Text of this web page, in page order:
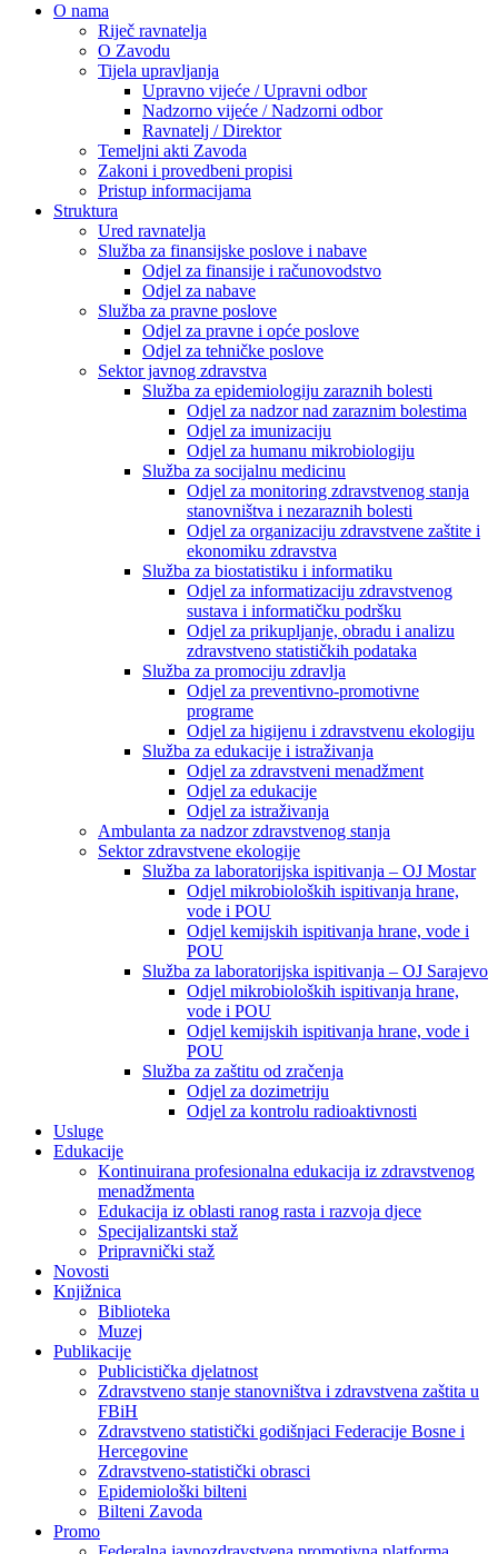
O nama
Riječ ravnatelja
O Zavodu
Tijela upravljanja
Upravno vijeće / Upravni odbor
Nadzorno vijeće / Nadzorni odbor
Ravnatelj / Direktor
Temeljni akti Zavoda
Zakoni i provedbeni propisi
Pristup informacijama
Struktura
Ured ravnatelja
Služba za finansijske poslove i nabave
Odjel za finansije i računovodstvo
Odjel za nabave
Služba za pravne poslove
Odjel za pravne i opće poslove
Odjel za tehničke poslove
Sektor javnog zdravstva
Služba za epidemiologiju zaraznih bolesti
Odjel za nadzor nad zaraznim bolestima
Odjel za imunizaciju
Odjel za humanu mikrobiologiju
Služba za socijalnu medicinu
Odjel za monitoring zdravstvenog stanja
stanovništva i nezaraznih bolesti
Odjel za organizaciju zdravstvene zaštite i
ekonomiku zdravstva
Služba za biostatistiku i informatiku
Odjel za informatizaciju zdravstvenog
sustava i informatičku podršku
Odjel za prikupljanje, obradu i analizu
zdravstveno statističkih podataka
Služba za promociju zdravlja
Odjel za preventivno-promotivne
programe
Odjel za higijenu i zdravstvenu ekologiju
Služba za edukacije i istraživanja
Odjel za zdravstveni menadžment
Odjel za edukacije
Odjel za istraživanja
Ambulanta za nadzor zdravstvenog stanja
Sektor zdravstvene ekologije
Služba za laboratorijska ispitivanja – OJ Mostar
Odjel mikrobioloških ispitivanja hrane,
vode i POU
Odjel kemijskih ispitivanja hrane, vode i
POU
Služba za laboratorijska ispitivanja – OJ Sarajevo
Odjel mikrobioloških ispitivanja hrane,
vode i POU
Odjel kemijskih ispitivanja hrane, vode i
POU
Služba za zaštitu od zračenja
Odjel za dozimetriju
Odjel za kontrolu radioaktivnosti
Usluge
Edukacije
Kontinuirana profesionalna edukacija iz zdravstvenog
menadžmenta
Edukacija iz oblasti ranog rasta i razvoja djece
Specijalizantski staž
Pripravnički staž
Novosti
Knjižnica
Biblioteka
Muzej
Publikacije
Publicistička djelatnost
Zdravstveno stanje stanovništva i zdravstvena zaštita u
FBiH
Zdravstveno statistički godišnjaci Federacije Bosne i
Hercegovine
Zdravstveno-statistički obrasci
Epidemiološki bilteni
Bilteni Zavoda
Promo